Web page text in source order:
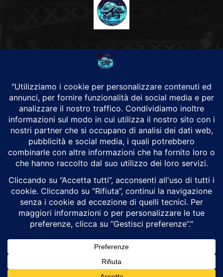
CHI SIAMO
Alground Geopolitica e Cyberwarfare.
Da una idea di Brunilde Trizio
Alground fa parte del Gruppo Trizio
SEGUICI
Alground - Testata di Art Consulting - P.iva 02701880995 - Genova -
Cyberwarfare